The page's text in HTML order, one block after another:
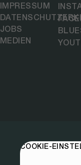
IMPRESSUM
JOBS
MEDIEN
COOKIE-